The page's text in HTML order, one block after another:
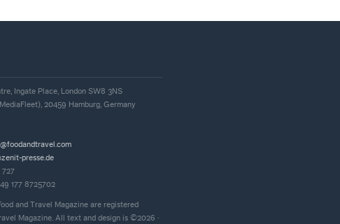
Ingate Place, London SW8 3NS
20459 Hamburg, Germany
presse.de
727
177 8725702
and Travel Magazine are registered
Magazine. All text and design is ©2026 ·